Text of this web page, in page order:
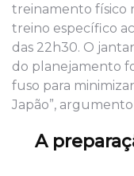
treinamento físico
treino específico
das 22h30. O
do planejamento
fuso para
Japão”,
A